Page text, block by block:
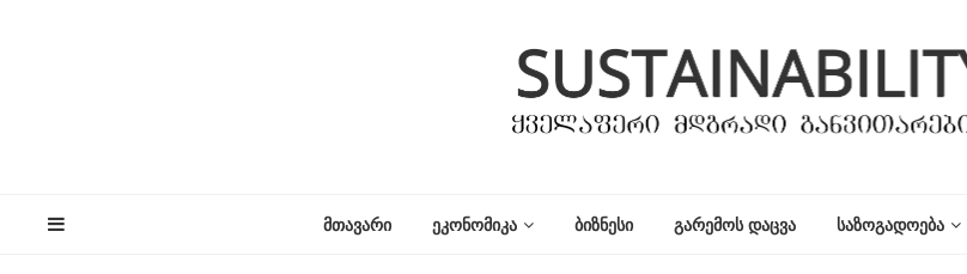
ᲛᲗᲐᲕᲐᲠᲘ ᲔᲙᲝᲜᲝᲛᲘᲙᲐ ᲑᲘᲖᲜᲔᲡᲘ ᲒᲐᲠᲔᲛᲝᲡ ᲓᲐᲪᲕᲐ ᲡᲐᲖᲝᲒᲐᲓᲝᲔᲑᲐ